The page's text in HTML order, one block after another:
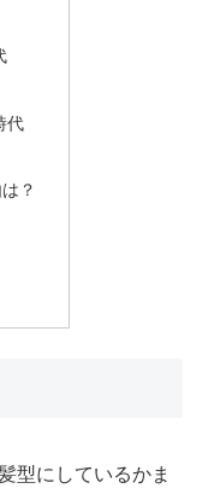
代
？
型にしているかま